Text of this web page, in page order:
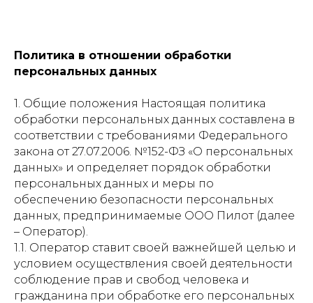
Политика в отношении обработки
персональных данных
1. Общие положения Настоящая политика
обработки персональных данных составлена в
соответствии с требованиями Федерального
закона от 27.07.2006. №152-ФЗ «О персональных
данных» и определяет порядок обработки
персональных данных и меры по
обеспечению безопасности персональных
данных, предпринимаемые ООО Пилот (далее
– Оператор).
1.1. Оператор ставит своей важнейшей целью и
условием осуществления своей деятельности
соблюдение прав и свобод человека и
гражданина при обработке его персональных